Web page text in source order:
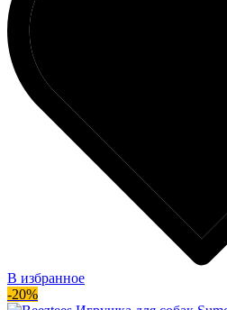
В избранное
-20%